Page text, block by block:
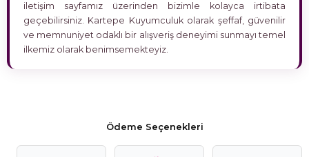
iletişim sayfamız üzerinden bizimle kolayca irtibata
geçebilirsiniz. Kartepe Kuyumculuk olarak şeffaf, güvenilir
ve memnuniyet odaklı bir alışveriş deneyimi sunmayı temel
ilkemiz olarak benimsemekteyiz.
Ödeme Seçenekleri